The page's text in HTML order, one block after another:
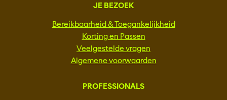
JE BEZOEK
Bereikbaarheid & Toegankelijkheid
Korting en Passen
Veelgestelde vragen
Algemene voorwaarden
PROFESSIONALS